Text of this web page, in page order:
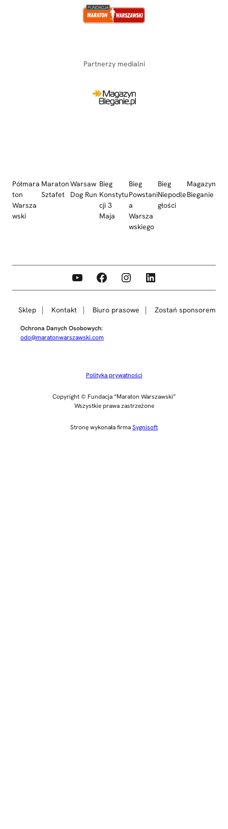
Partnerzy medialni
Półmara
ton
Warsza
wski
Maraton
Sztafet
Warsaw
Dog Run
Bieg
Konstytu
cji 3
Maja
Bieg
Powstani
a
Warsza
wskiego
Bieg
Niepodle
głości
Magazyn
Bieganie
YouTube Facebook Instagram LinkedIn
Sklep Kontakt Biuro prasowe Zostań sponsorem
Ochrona Danych Osobowych:
odo@maratonwarszawski.com
Polityka prywatności
Copyright © Fundacja “Maraton Warszawski”
Wszystkie prawa zastrzeżone
Stronę wykonała firmaSygnisoft